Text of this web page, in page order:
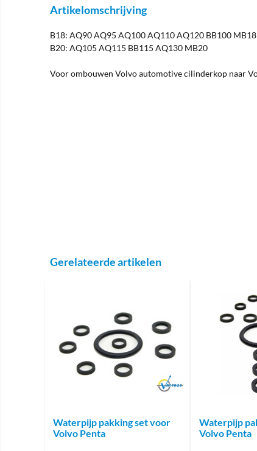
Artikelomschrijving
B18: AQ90 AQ95 AQ100 AQ110 AQ120 BB100
B20: AQ105 AQ115 BB115 AQ130 MB20
Voor ombouwen Volvo automotive cilinderkop naar
Gerelateerde artikelen
Brand
Waterpijp pakking set voor
Volvo Penta
Waterpijp
Volvo Penta